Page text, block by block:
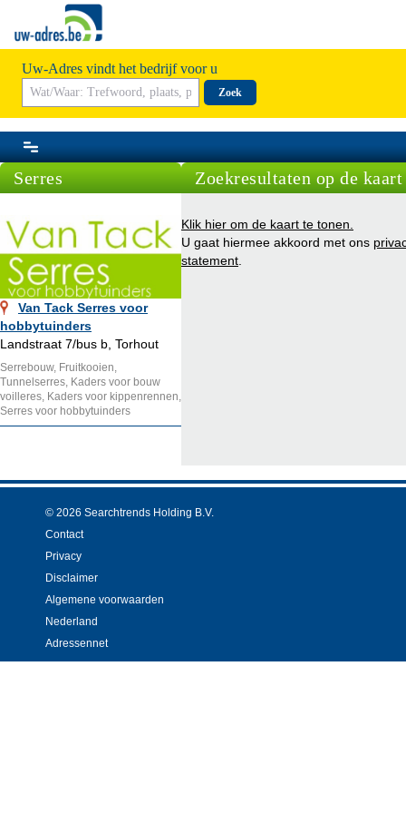
Uw-Adres vindt het bedrijf voor u
Zoek
Serres
Van Tack Serres voor
hobbytuinders
Landstraat 7/bus b, Torhout
Serrebouw, Fruitkooien,
Tunnelserres, Kaders voor bouw
voilleres, Kaders voor kippenrennen,
Serres voor hobbytuinders
Zoekresultaten op de kaart
Klik hier om de kaart te tonen.
U gaat hiermee akkoord met ons
statement
© 2026 Searchtrends Holding B.V.
Contact
Privacy
Disclaimer
Algemene voorwaarden
Nederland
Adressennet